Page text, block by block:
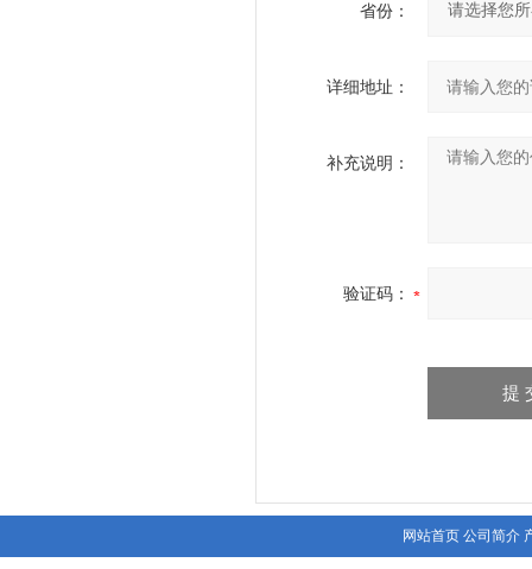
省份：
详细地址：
补充说明：
验证码：
网站首页 公司简介